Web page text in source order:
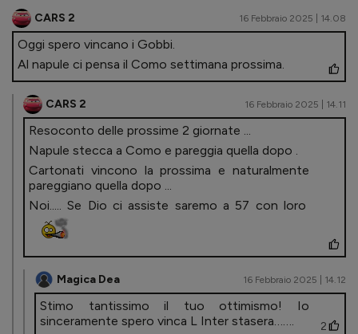
CARS 2 16 Febbraio 2025 | 14.08
Oggi spero vincano i Gobbi.
Al napule ci pensa il Como settimana prossima.
CARS 2 16 Febbraio 2025 | 14.11
Resoconto delle prossime 2 giornate ...
Napule stecca a Como e pareggia quella dopo .
Cartonati vincono la prossima e naturalmente
pareggiano quella dopo ...
Noi..... Se Dio ci assiste saremo a 57 con loro
Magica Dea 16 Febbraio 2025 | 14.12
Stimo tantissimo il tuo ottimismo! Io
sinceramente spero vinca L Inter stasera…….
2